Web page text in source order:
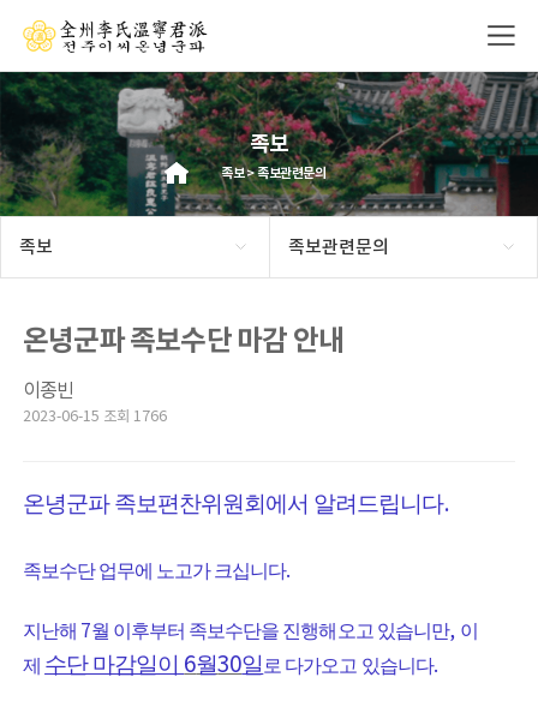
족보
족보 > 족보관련문의
족보 족보관련문의
온녕군파 족보수단 마감 안내
이종빈
2023-06-15 조회 1766
온녕군파 족보편찬위원회에서 알려드립니다.
족보수단 업무에 노고가 크십니다.
지난해 7월 이후부터 족보수단을 진행해오고 있습니만, 이
제 수단 마감일이 6월30일 로 다가오고 있습니다.